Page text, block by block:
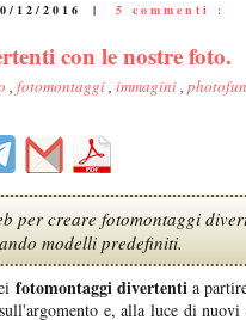
12/2016 | 5 commenti :
con le nostre foto.
, fotomontaggi, immagini,
per creare fotomontaggi
modelli predefiniti.
fotomontaggi divertentia
e, alla luce di nuovi